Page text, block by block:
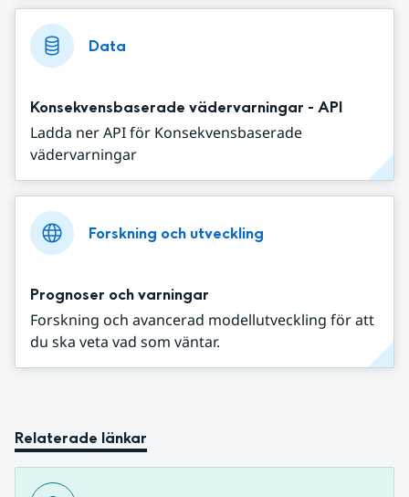
Data
Konsekvensbaserade vädervarningar - API
Ladda ner API för Konsekvensbaserade
vädervarningar
Forskning och utveckling
Prognoser och varningar
Forskning och avancerad modellutveckling för att
du ska veta vad som väntar.
Relaterade länkar